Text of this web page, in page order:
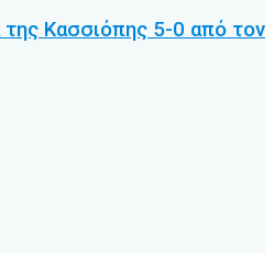
της Κασσιόπης 5-0 από τον